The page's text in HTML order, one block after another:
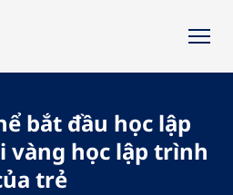
bắt đầu học lập
vàng học lập trình
trẻ